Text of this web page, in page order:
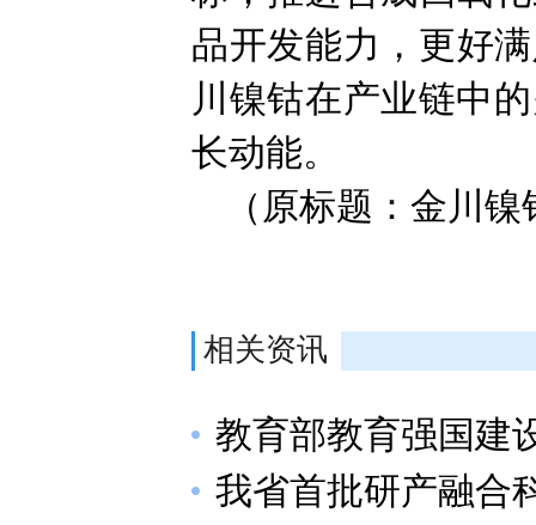
品开发能力，更好
川镍钴在产业链中
长动能。
（原标题：金川
相关资讯
教育部教育强国建
我省首批研产融合